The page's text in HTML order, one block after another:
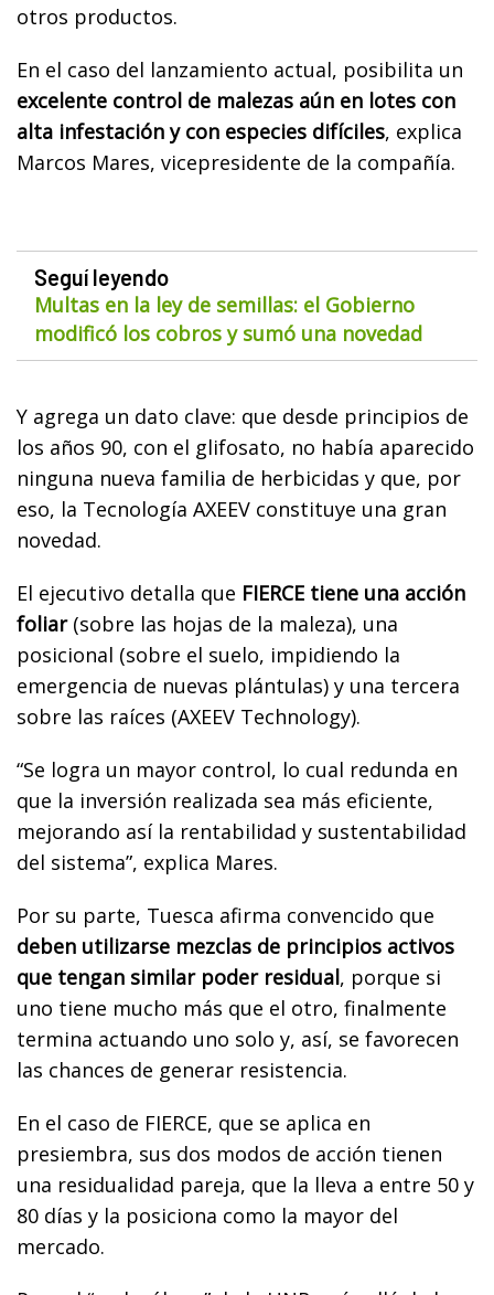
otros productos.
En el caso del lanzamiento actual, posibilita un
excelente control de malezas aún en lotes con
alta infestación y con especies difíciles, explica
Marcos Mares, vicepresidente de la compañía.
Seguí leyendo
Multas en la ley de semillas: el Gobierno
modificó los cobros y sumó una novedad
Y agrega un dato clave: que desde principios de
los años 90, con el glifosato, no había aparecido
ninguna nueva familia de herbicidas y que, por
eso, la Tecnología AXEEV constituye una gran
novedad.
El ejecutivo detalla que FIERCE tiene una acción
foliar(sobre las hojas de la maleza), una
posicional (sobre el suelo, impidiendo la
emergencia de nuevas plántulas) y una tercera
sobre las raíces (AXEEV Technology).
“Se logra un mayor control, lo cual redunda en
que la inversión realizada sea más eficiente,
mejorando así la rentabilidad y sustentabilidad
del sistema”, explica Mares.
Por su parte, Tuesca afirma convencido que
deben utilizarse mezclas de principios activos
que tengan similar poder residual, porque si
uno tiene mucho más que el otro, finalmente
termina actuando uno solo y, así, se favorecen
las chances de generar resistencia.
En el caso de FIERCE, que se aplica en
presiembra, sus dos modos de acción tienen
una residualidad pareja, que la lleva a entre 50 y
80 días y la posiciona como la mayor del
mercado.